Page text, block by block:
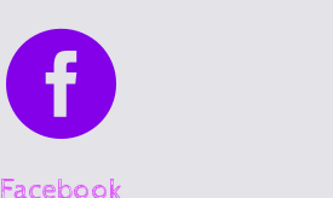

Facebook